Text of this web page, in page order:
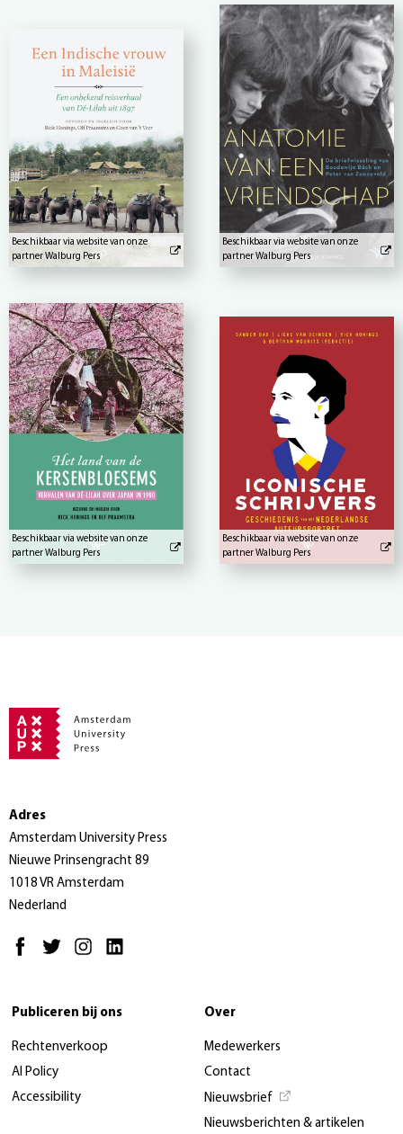
Beschikbaar via website van onze
partner Walburg Pers
Beschikbaar via website van onze
partner Walburg Pers
Beschikbaar via website van onze
partner Walburg Pers
Beschikbaar via website van onze
partner Walburg Pers
Adres
Amsterdam University Press
Nieuwe Prinsengracht 89
1018 VR Amsterdam
Nederland
Publiceren bij ons
Rechtenverkoop
AI Policy
Accessibility
Over
Medewerkers
Contact
Nieuwsbrief
Nieuwsberichten & artikelen